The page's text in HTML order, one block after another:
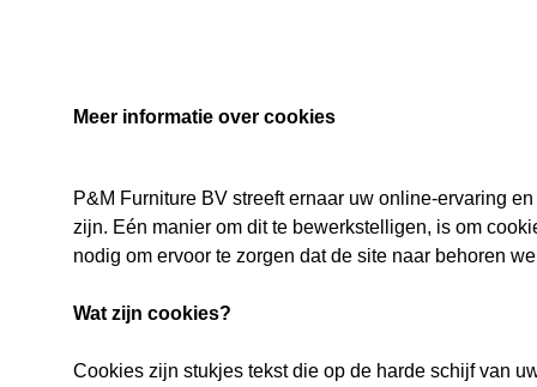
Meer informatie over cookies
P&M Furniture BV streeft ernaar uw online-ervaring
zijn. Eén manier om dit te bewerkstelligen, is om
nodig om ervoor te zorgen dat de site naar behoren
Wat zijn cookies?
Cookies zijn stukjes tekst die op de harde schijf van